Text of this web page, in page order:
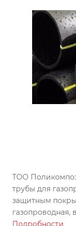
ТОО
трубы для
защитным
газопроводная,
изготовлена по
Подробности